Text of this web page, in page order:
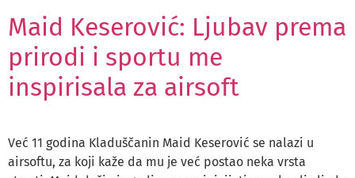
Maid Keserović: Ljubav prema
prirodi i sportu me
inspirisala za airsoft
Već 11 godina Kladuščanin Maid Keserović se nalazi u
airsoftu, za koji kaže da mu je već postao neka vrsta